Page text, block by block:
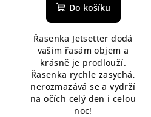
produktu
z
5
hvězdiček.
Do košíku
Řasenka Jetsetter dodá
vašim řasám objem a
krásně je prodlouží.
Řasenka rychle zasychá,
nerozmazává se a vydrží
na očích celý den i celou
noc!